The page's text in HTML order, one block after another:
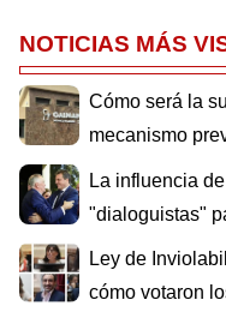
NOTICIAS MÁS
Cómo será la
mecanismo
La influencia
"dialoguistas"
Ley de
cómo votaron